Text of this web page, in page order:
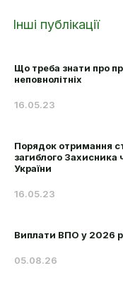
Інші публікації
Що треба знати про
неповнолітніх
16.05.23
Порядок отримання
загиблого Захисника
України
16.05.23
Виплати ВПО у 2026
05.08.26